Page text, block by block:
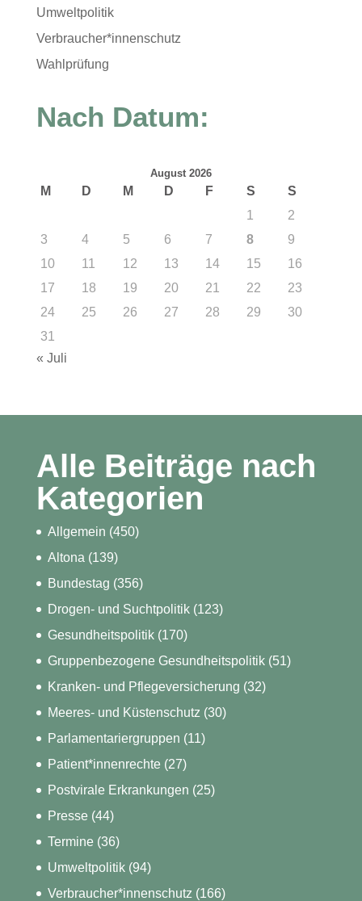
Umweltpolitik
Verbraucher*innenschutz
Wahlprüfung
Nach Datum:
August 2026
M D M D F S
S
1
2
3
4 5 6 7 8
9
10
11 12 13 14 15
16
17
18 19 20 21 22
23
24
25 26 27 28 29
30
31
« Juli
Alle Beiträge nach
Kategorien
Allgemein (450)
Altona (139)
Bundestag (356)
Drogen- und Suchtpolitik(123)
Gesundheitspolitik(170)
Gruppenbezogene Gesundheitspolitik(51)
Kranken- und Pflegeversicherung (32)
Meeres- und Küstenschutz (30)
Parlamentariergruppen (11)
Patient*innenrechte(27)
Postvirale Erkrankungen (25)
Presse(44)
Termine(36)
Umweltpolitik(94)
Verbraucher*innenschutz (166)